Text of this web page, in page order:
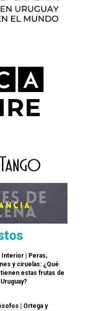
Interior | Peras,
y ciruelas: ¿Qué
estas frutas de
| Ortega y